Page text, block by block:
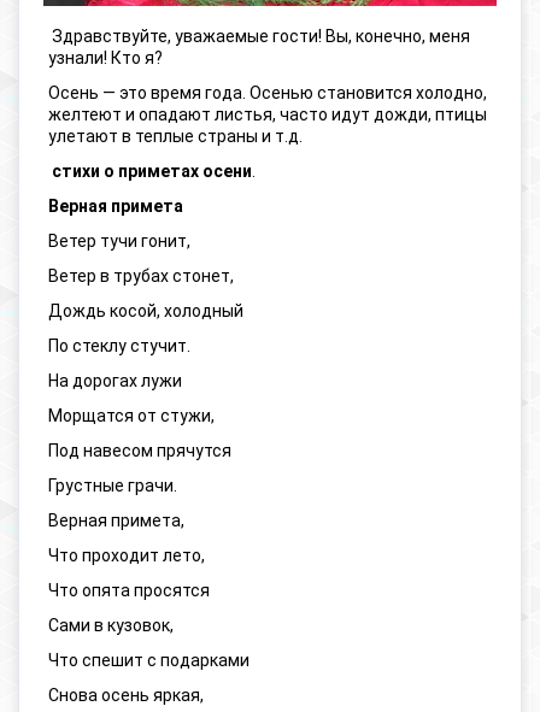
Здравствуйте, уважаемые гости! Вы, конечно, меня
узнали! Кто я?
Осень — это время года. Осенью становится холодно,
желтеют и опадают листья, часто идут дожди, птицы
улетают в теплые страны и т.д.
стихи о приметах осени.
Верная примета
Ветер тучи гонит,
Ветер в трубах стонет,
Дождь косой, холодный
По стеклу стучит.
На дорогах лужи
Морщатся от стужи,
Под навесом прячутся
Грустные грачи.
Верная примета,
Что проходит лето,
Что опята просятся
Сами в кузовок,
Что спешит с подарками
Снова осень яркая,